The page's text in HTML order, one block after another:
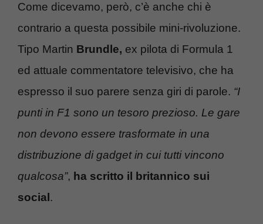
Come dicevamo, però, c’è anche chi è
contrario a questa possibile mini-rivoluzione.
Tipo Martin Brundle, ex pilota di Formula 1
ed attuale commentatore televisivo, che ha
espresso il suo parere senza giri di parole. “I
punti in F1 sono un tesoro prezioso. Le gare
non devono essere trasformate in una
distribuzione di gadget in cui tutti vincono
qualcosa”, ha scritto il britannico sui
social .